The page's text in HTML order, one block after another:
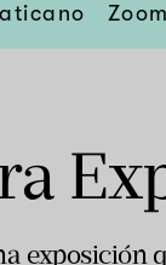
Zoom
exposición